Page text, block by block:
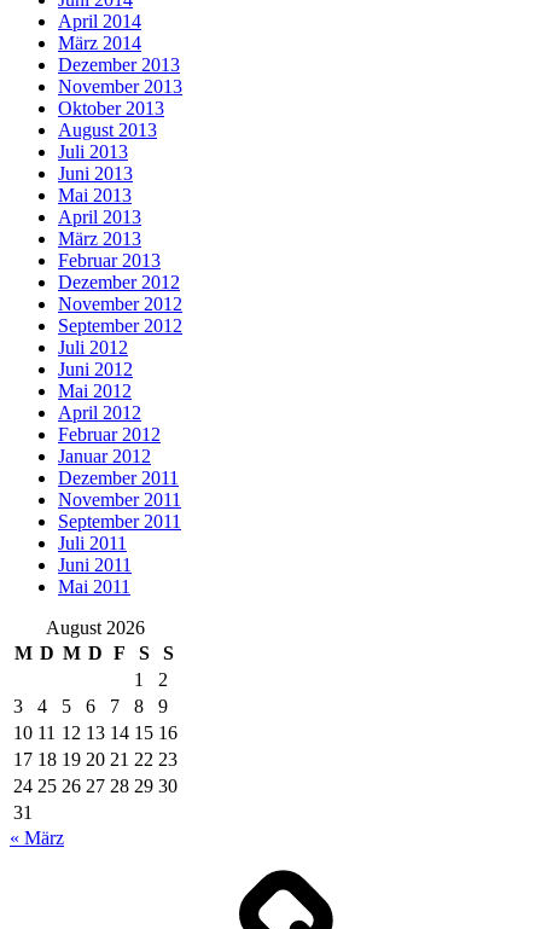
April 2014
März 2014
Dezember 2013
November 2013
Oktober 2013
August 2013
Juli 2013
Juni 2013
Mai 2013
April 2013
März 2013
Februar 2013
Dezember 2012
November 2012
September 2012
Juli 2012
Juni 2012
Mai 2012
April 2012
Februar 2012
Januar 2012
Dezember 2011
November 2011
September 2011
Juli 2011
Juni 2011
Mai 2011
August 2026
M D M D F S
S
1
2
3
4 5 6 7 8
9
10 11 12 13 14 15 16
17 18 19 20 21 22 23
24 25 26 27 28 29 30
31
« März